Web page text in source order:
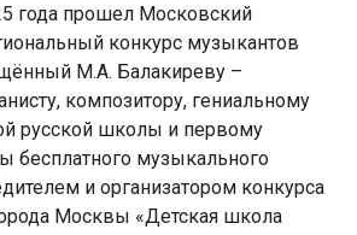
года прошел Московский
конкурс музыкантов
М.А. Балакиреву –
композитору, гениальному
русской школы и первому
бесплатного музыкального
и организатором конкурса
Москвы «Детская школа